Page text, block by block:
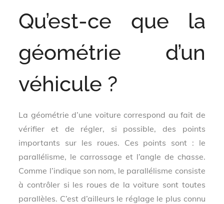
Qu’est-ce que la
géométrie d’un
véhicule ?
La géométrie d’une voiture correspond au fait de
vérifier et de régler, si possible, des points
importants sur les roues. Ces points sont : le
parallélisme, le carrossage et l’angle de chasse.
Comme l’indique son nom, le parallélisme consiste
à contrôler si les roues de la voiture sont toutes
parallèles. C’est d’ailleurs le réglage le plus connu